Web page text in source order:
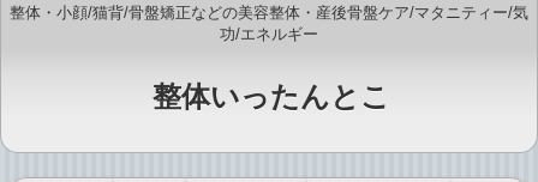
整体・小顔/猫背/骨盤矯正などの美容整体・産後骨盤ケア/マタニティー/気
功/エネルギー
整体いったんとこ